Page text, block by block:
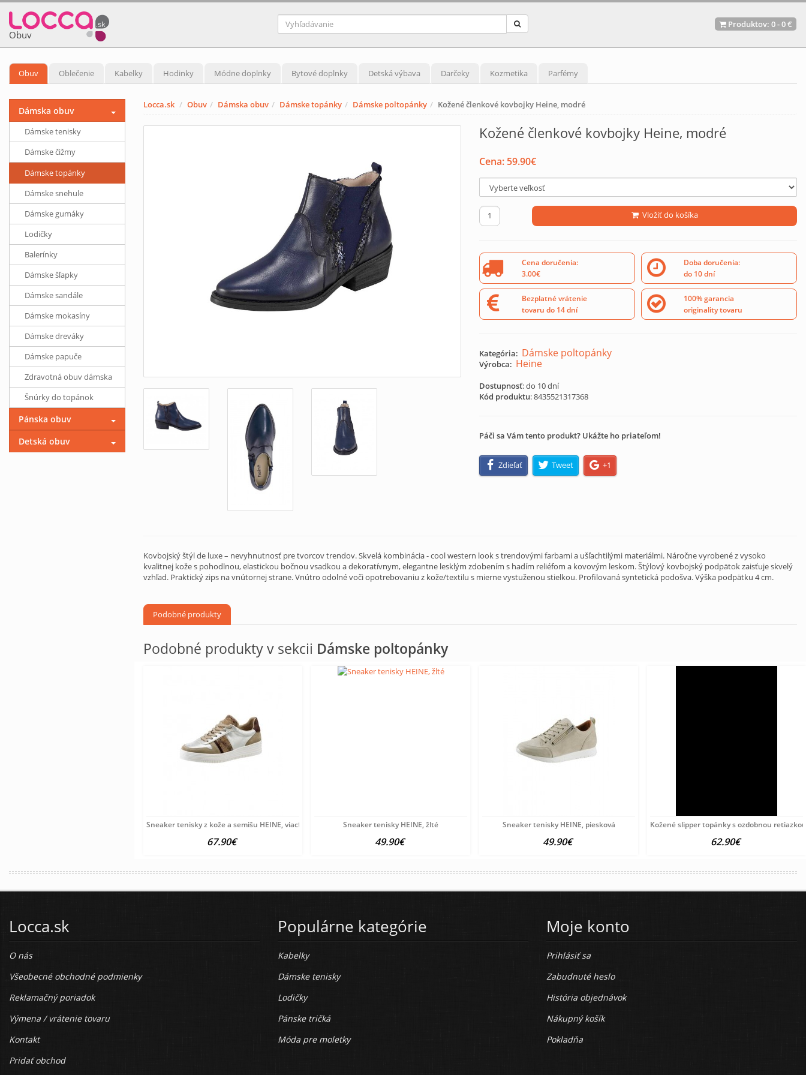
Obuv
Produktov: 0-0 €
Obuv Oblečenie Kabelky Hodinky Módne doplnky Bytové doplnky Detská výbava Darčeky Kozmetika Parfémy
Locca.sk Obuv Dámska obuv Dámske topánky Dámske poltopánky Kožené členkové kovbojky Heine, modré
Kožené členkové kovbojky Heine, modré
Cena: 59.90€
Vložiť do košíka
Cena doručenia:
3.00€
Doba doručenia:
do 10 dní
Bezplatné vrátenie
tovaru do 14 dní
100% garancia
originality tovaru
Kategória: Dámske poltopánky
Výrobca: Heine
Dostupnosť: do 10 dní
Kód produktu:8435521317368
Páči sa Vám tento produkt? Ukážte ho priateľom!
Zdieľať Tweet +1
Kovbojský štýl de luxe – nevyhnutnosť pre tvorcov trendov. Skvelá kombinácia - cool western look s trendovými farbami a ušľachtilými materiálmi. Náročne vyrobené z vysoko
kvalitnej kože s pohodlnou, elastickou bočnou vsadkou a dekoratívnym, elegantne lesklým zdobením s hadím reliéfom a kovovým leskom. Štýlový kovbojský podpätok zaisťuje skvelý
vzhľad. Praktický zips na vnútornej strane. Vnútro odolné voči opotrebovaniu z kože/textilu s mierne vystuženou stielkou. Profilovaná syntetická podošva. Výška podpätku 4 cm.
Podobné produkty
Podobné produkty v sekcii Dámske poltopánky
Sneaker tenisky z kože a semišu HEINE, viacfarebné
67.90€
Sneaker tenisky HEINE, žlté
49.90€
Sneaker tenisky HEINE, piesková
49.90€
Kožené slipper topánky s ozdobnou
62.90€
Dámska obuv
Dámske tenisky
Dámske čižmy
Dámske topánky
Dámske snehule
Dámske gumáky
Lodičky
Balerínky
Dámske šľapky
Dámske sandále
Dámske mokasíny
Dámske dreváky
Dámske papuče
Zdravotná obuv dámska
Šnúrky do topánok
Pánska obuv
Detská obuv
Locca.sk
O nás
Všeobecné obchodné podmienky
Reklamačný poriadok
Výmena / vrátenie tovaru
Kontakt
Pridať obchod
Populárne kategórie
Kabelky
Dámske tenisky
Lodičky
Pánske tričká
Móda pre moletky
Moje konto
Prihlásiť sa
Zabudnuté heslo
História objednávok
Nákupný košík
Pokladňa